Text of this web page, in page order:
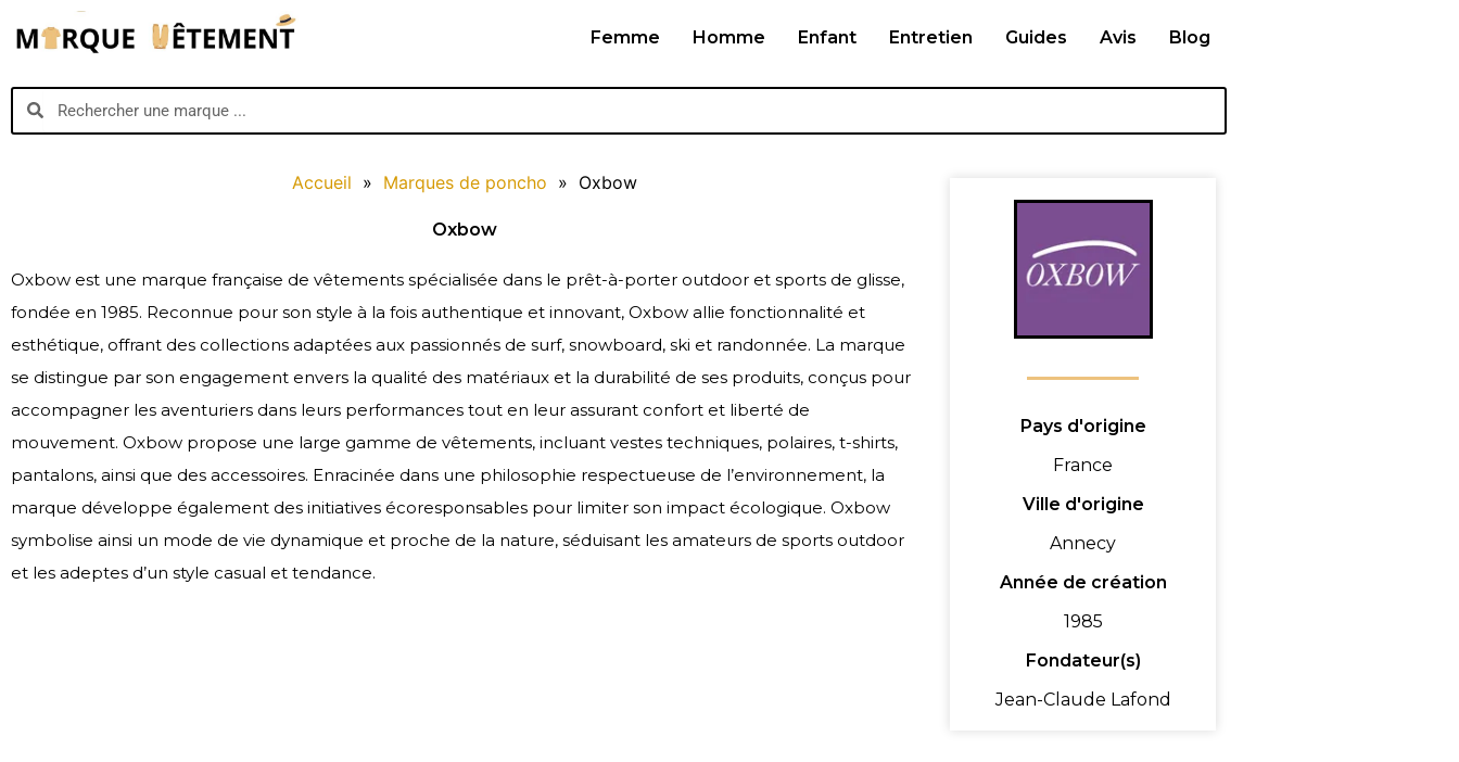
Femme Homme Enfant Entretien Guides Avis Blog
Search
Accueil » Marques de poncho » Oxbow
Oxbow
Oxbow est une marque française de vêtements spécialisée dans le prêt-à-porter outdoor et sports de glisse,
fondée en 1985. Reconnue pour son style à la fois authentique et innovant, Oxbow allie fonctionnalité et
esthétique, offrant des collections adaptées aux passionnés de surf, snowboard, ski et randonnée. La marque
se distingue par son engagement envers la qualité des matériaux et la durabilité de ses produits, conçus pour
accompagner les aventuriers dans leurs performances tout en leur assurant confort et liberté de
mouvement. Oxbow propose une large gamme de vêtements, incluant vestes techniques, polaires, t-shirts,
pantalons, ainsi que des accessoires. Enracinée dans une philosophie respectueuse de l’environnement, la
marque développe également des initiatives écoresponsables pour limiter son impact écologique. Oxbow
symbolise ainsi un mode de vie dynamique et proche de la nature, séduisant les amateurs de sports outdoor
et les adeptes d’un style casual et tendance.
Pays d'origine
France
Ville d'origine
Annecy
Année de création
1985
Fondateur(s)
Jean-Claude Lafond